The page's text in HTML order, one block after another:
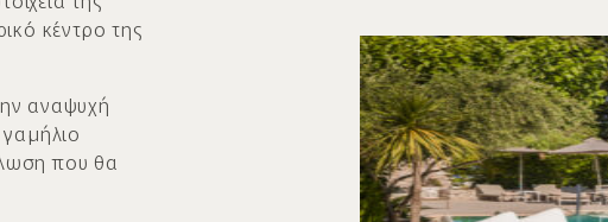
κέντρο της
αναψυχή
που θα